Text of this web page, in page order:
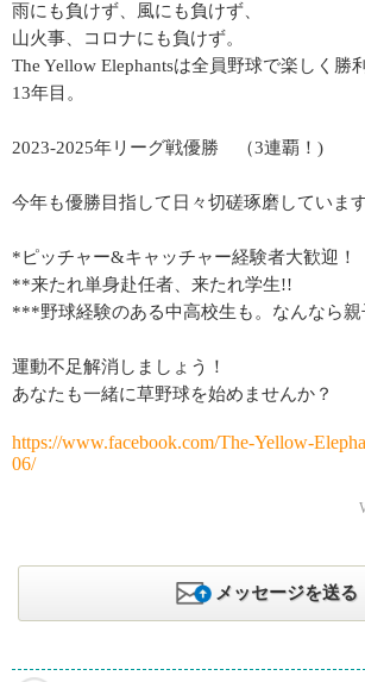
雨にも負けず、風にも負けず、
山火事、コロナにも負けず。
The Yellow Elephantsは全員野球で楽しく勝
13年目。
2023‐2025年リーグ戦優勝 （3連覇！)
今年も優勝目指して日々切磋琢磨しています
*ピッチャー&キャッチャー経験者大歓迎！
**来たれ単身赴任者、来たれ学生!!
***野球経験のある中高校生も。なんなら親
運動不足解消しましょう！
あなたも一緒に草野球を始めませんか？
https://www.facebook.com/The-Yellow-
06/
メッセージを送る